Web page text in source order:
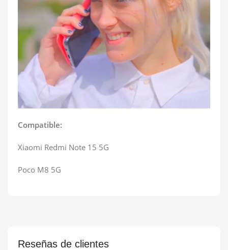
Compatible:
Xiaomi Redmi Note 15 5G
Poco M8 5G
Reseñas de clientes